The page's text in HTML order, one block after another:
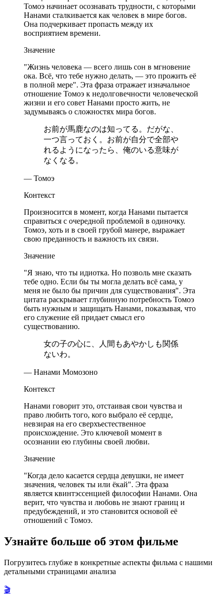
Томоэ начинает осознавать трудности, с которыми
Нанами сталкивается как человек в мире богов.
Она подчеркивает пропасть между их
восприятием времени.
Значение
"Жизнь человека — всего лишь сон в мгновение
ока. Всё, что тебе нужно делать, — это прожить её
в полной мере". Эта фраза отражает изначальное
отношение Томоэ к недолговечности человеческой
жизни и его совет Нанами просто жить, не
задумываясь о сложностях мира богов.
お前が馬鹿なのは知ってる。だがな、
一つ言っておく。お前が自分で全部や
れるようになったら、俺のいる意味が
なくなる。
— Томоэ
Контекст
Произносится в момент, когда Нанами пытается
справиться с очередной проблемой в одиночку.
Томоэ, хоть и в своей грубой манере, выражает
свою преданность и важность их связи.
Значение
"Я знаю, что ты идиотка. Но позволь мне сказать
тебе одно. Если бы ты могла делать всё сама, у
меня не было бы причин для существования". Эта
цитата раскрывает глубинную потребность Томоэ
быть нужным и защищать Нанами, показывая, что
его служение ей придает смысл его
существованию.
女の子の心に、人間もあやかしも関係
ないわ。
— Нанами Момозоно
Контекст
Нанами говорит это, отстаивая свои чувства и
право любить того, кого выбрало её сердце,
невзирая на его сверхъестественное
происхождение. Это ключевой момент в
осознании ею глубины своей любви.
Значение
"Когда дело касается сердца девушки, не имеет
значения, человек ты или ёкай". Эта фраза
является квинтэссенцией философии Нанами. Она
верит, что чувства и любовь не знают границ и
предубеждений, и это становится основой её
отношений с Томоэ.
Узнайте больше об этом фильме
Погрузитесь глубже в конкретные аспекты фильма с нашими
детальными страницами анализа
🎬